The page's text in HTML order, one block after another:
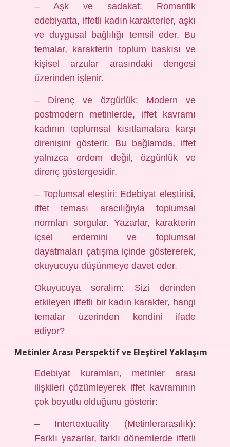
– Aşk ve sadakat: Romantik
edebiyatta, iffetli kadın karakterler, aşkı
ve duygusal bağlılığı temsil eder. Bu
temalar, karakterin toplum baskısı ve
kişisel arzular arasındaki dengesi
üzerinden işlenir.
– Direnç ve özgürlük: Modern ve
postmodern metinlerde, iffet kavramı
kadının toplumsal kısıtlamalara karşı
direnişini gösterir. Bu bağlamda, iffet
yalnızca erdem değil, özgünlük ve
direnç göstergesidir.
– Toplumsal eleştiri: Edebiyat eleştirisi,
iffet teması aracılığıyla toplumsal
normları sorgular. Yazarlar, karakterin
içsel erdemini ve toplumsal
dayatmaları çatışma içinde göstererek,
okuyucuyu düşünmeye davet eder.
Okuyucuya soralım: Sizi derinden
etkileyen iffetli bir kadın karakter, hangi
temalar üzerinden kendini ifade
ediyor?
Metinler Arası Perspektif ve Eleştirel Yaklaşım
Edebiyat kuramları, metinler arası
ilişkileri çözümleyerek iffet kavramının
çok boyutlu olduğunu gösterir:
– Intertextuality (Metinlerarasılık):
Farklı yazarlar, farklı dönemlerde iffetli